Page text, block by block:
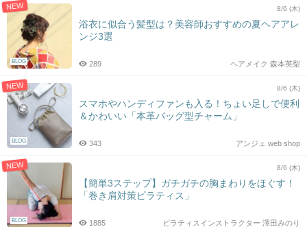
NEW
BLOG
8/6 (木)
浴衣に似合う髪型は？美容師おすすめの夏ヘアアレ
ンジ3選
ヘアメイク 森本英梨
289
NEW
BLOG
8/6 (木)
スマホやハンディファンも入る！ちょい足しで便利
＆かわいい「本革バッグ型チャーム」
アンジェ web shop
343
NEW
BLOG
8/6 (木)
【簡単3ステップ】ガチガチの胸まわりをほぐす！
「巻き肩対策ピラティス」
ピラティスインストラクター 澤田みのり
1885